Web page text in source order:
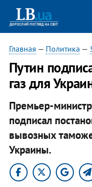
Главная — Политика —
Путин
газ для
Премьер-
подписал
вывозных
Украины.